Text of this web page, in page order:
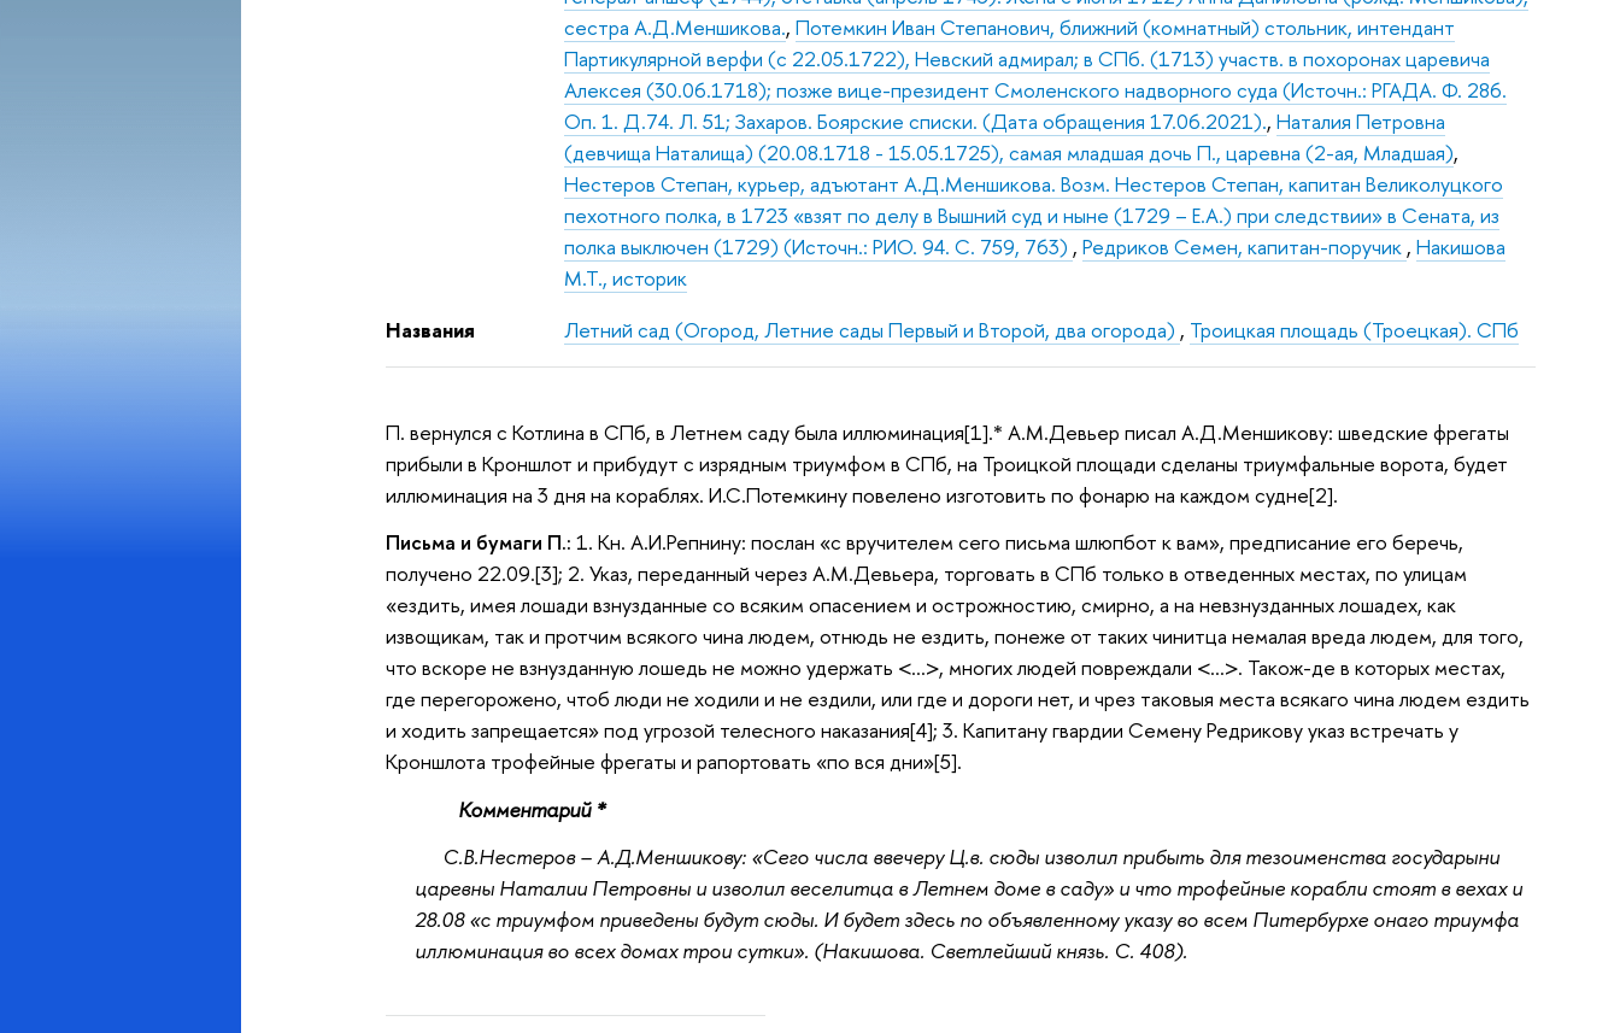
сестра А.Д.Меншикова.,Потемкин Иван Степанович, ближний (комнатный) стольник, интендант
Партикулярной верфи (с 22.05.1722), Невский адмирал; в СПб. (1713) участв. в похоронах царевича
Алексея (30.06.1718); позже вице-президент Смоленского надворного суда (Источн.: РГАДА. Ф. 286.
Оп. 1. Д.74. Л. 51; Захаров. Боярские списки. (Дата обращения 17.06.2021).,Наталия Петровна
(девчища Наталища) (20.08.1718 - 15.05.1725), самая младшая дочь П., царевна (2-ая, Младшая),
Нестеров Степан, курьер, адъютант А.Д.Меншикова. Возм. Нестеров Степан, капитан Великолуцкого
пехотного полка, в 1723 «взят по делу в Вышний суд и ныне (1729 – Е.А.) при следствии» в Сената, из
полка выключен (1729) (Источн.: РИО. 94. С. 759, 763) ,Редриков Семен, капитан-поручик ,Накишова
М.Т., историк
Названия
Летний сад (Огород, Летние сады Первый и Второй, два огорода) , Троицкая площадь (Троецкая). СПб
П. вернулся с Котлина в СПб, в Летнем саду была иллюминация[1].* А.М.Девьер писал А.Д.Меншикову: шведские фрегаты
прибыли в Кроншлот и прибудут с изрядным триумфом в СПб, на Троицкой площади сделаны триумфальные ворота, будет
иллюминация на 3 дня на кораблях. И.С.Потемкину повелено изготовить по фонарю на каждом судне[2].
Письма и бумаги П.: 1. Кн. А.И.Репнину: послан «с вручителем сего письма шлюпбот к вам», предписание его беречь,
получено 22.09.[3]; 2. Указ, переданный через А.М.Девьера, торговать в СПб только в отведенных местах, по улицам
«ездить, имея лошади взнузданные со всяким опасением и острожностию, смирно, а на невзнузданных лошадех, как
извощикам, так и протчим всякого чина людем, отнюдь не ездить, понеже от таких чинитца немалая вреда людем, для того,
что вскоре не взнузданную лошедь не можно удержать <…>, многих людей повреждали <…>. Також-де в которых местах,
где перегорожено, чтоб люди не ходили и не ездили, или где и дороги нет, и чрез таковыя места всякаго чина людем ездить
и ходить запрещается» под угрозой телесного наказания[4]; 3. Капитану гвардии Семену Редрикову указ встречать у
Кроншлота трофейные фрегаты и рапортовать «по вся дни»[5].
Комментарий *
С.В.Нестеров – А.Д.Меншикову: «Сего числа ввечеру Ц.в. сюды изволил прибыть для тезоименства государыни
царевны Наталии Петровны и изволил веселитца в Летнем доме в саду» и что трофейные корабли стоят в вехах и
28.08 «с триумфом приведены будут сюды. И будет здесь по объявленному указу во всем Питербурхе онаго триумфа
иллюминация во всех домах трои сутки». (Накишова. Светлейший князь. С. 408).